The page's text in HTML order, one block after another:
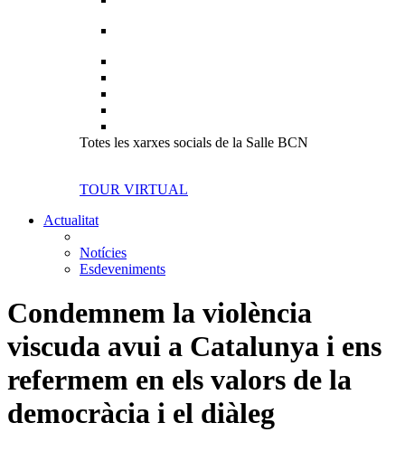
Totes les xarxes socials de la Salle BCN
TOUR VIRTUAL
Actualitat
Notícies
Esdeveniments
Condemnem la violència
viscuda avui a Catalunya i ens
refermem en els valors de la
democràcia i el diàleg